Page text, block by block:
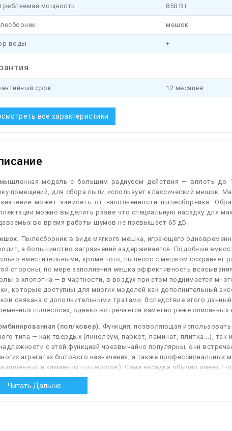
мощность 850 Вт
мешок
воды +
срок 12 месяцев
все характеристики
модель с большим радиусом действия — вплоть до
помещений, для сбора пыли использует классический мешок.
может зависеть от наполненности пылесборника.
можно выделить разве что специальную насадку для
во время работы шумов не превышает 65 дБ.
Пылесборник в виде мягкого мешка, играющего
а большинство загрязнений задерживается. Подобные
вместительными; кроме того, пылесос с мешком сохраняет
стороны, по мере заполнения мешка эффективность
хлопотна — в частности, в воздух при этом поднимается
которые доступны для многих моделей как дополнительный
связана с дополнительными тратами. Вследствие этого
пылесосах, однако встречается заметно реже описанных
(пол/ковер).
Функция, позволяющая
типа — как твердых (линолеум, паркет, ламинат, плитка...),
с этой функцией чрезвычайно популярны, они
агрегатах бытового назначения, а также профессиональных
и каминных пылесосов). Сама насадка обычно имеет
крепление, улучшающее подвижность и проходимость; а
выдвижной щетки. Щетина такой щетки удобна для уборки
Данная функция означает, что насадка оснащена плоской
Читать Дальше...